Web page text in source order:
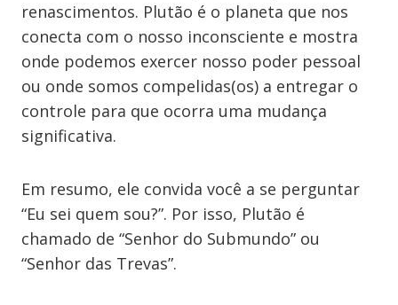
renascimentos. Plutão é o planeta que nos
conecta com o nosso inconsciente e mostra
onde podemos exercer nosso poder pessoal
ou onde somos compelidas(os) a entregar o
controle para que ocorra uma mudança
significativa.
Em resumo, ele convida você a se perguntar
“Eu sei quem sou?”. Por isso, Plutão é
chamado de “Senhor do Submundo” ou
“Senhor das Trevas”.